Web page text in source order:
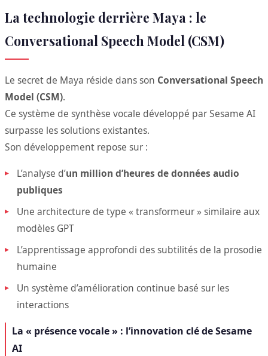
La technologie derrière Maya : le
Conversational Speech Model (CSM)
Le secret de Maya réside dans son Conversational Speech
Model (CSM).
Ce système de synthèse vocale développé par Sesame AI
surpasse les solutions existantes.
Son développement repose sur :
L’analyse d’un million d’heures de données audio
publiques
Une architecture de type « transformeur » similaire aux
modèles GPT
L’apprentissage approfondi des subtilités de la prosodie
humaine
Un système d’amélioration continue basé sur les
interactions
La « présence vocale » : l’innovation clé de Sesame
AI